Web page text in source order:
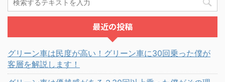
最近の投稿
グリーン車は民度が高い！グリーン車に30回乗った僕が
客層を解説します！